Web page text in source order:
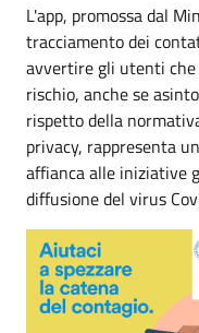
L'app, promossa dal
tracciamento dei
avvertire gli utenti che
rischio, anche se
rispetto della
privacy, rappresenta
affianca alle iniziative
diffusione del virus